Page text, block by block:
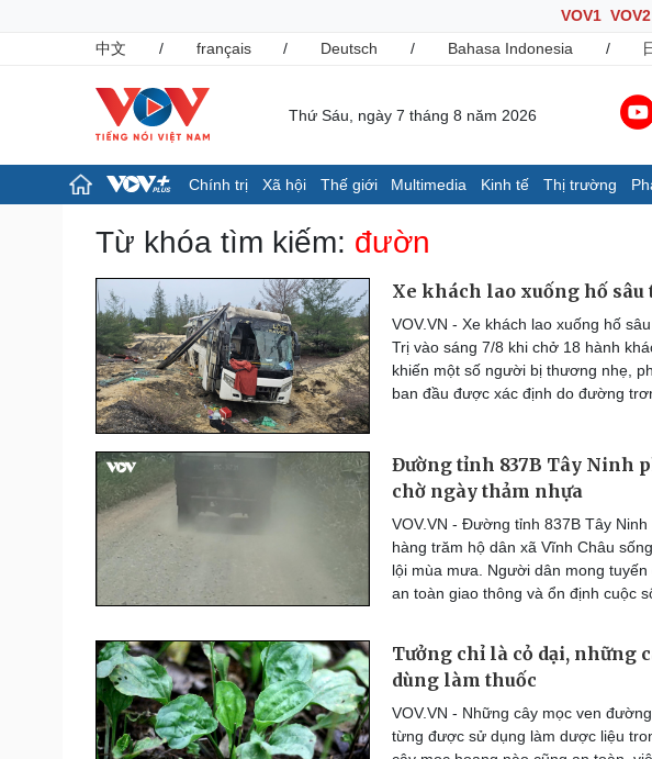
VOV1 VOV2
中文
/ français / Deutsch / Bahasa Indonesia /
Thứ Sáu, ngày 7 tháng 8 năm 2026
Chính trị Xã hội Thế giới Multimedia Kinh tế Thị trường
Chính trị
Tổ chức nhân sự
Quốc hội
Nhận diện sự thật
Giáo dục
Dự báo thời tiết
Dấu ấn VOV
Việc làm
Biển đảo
Cuộc sống đó
Hồ sơ
Pháp luật
Tin nóng
Tư vấn luật
Thể thao
Bóng đá quốc tế
Bóng đá Việt Nam
Thế giới thể thao
Lịch thi đấu bóng đá
Hậu trường
Xe máy
Tư vấn
Đời sống
Nhà đẹp
Tình yêu - Gia đình
Blog
Văn hóa
Sân khấu - Điện ảnh
Văn học
Âm nhạc
Di sản
Nghệ sĩ
Sao Việt
Từ khóa tìm kiếm: đườn
Xe khách lao xuống hố
VOV.VN - Xe khách lao xuống hố
Trị vào sáng 7/8 khi chở 18 hành
khiến một số người bị thương nhẹ,
ban đầu được xác định do đường
Đường tỉnh 837B Tây Ninh
chờ ngày thảm nhựa
VOV.VN - Đường tỉnh 837B Tây
hàng trăm hộ dân xã Vĩnh Châu
lội mùa mưa. Người dân mong
an toàn giao thông và ổn định cuộc
Tưởng chỉ là cỏ dại, những
dùng làm thuốc
VOV.VN - Những cây mọc ven
từng được sử dụng làm dược liệu